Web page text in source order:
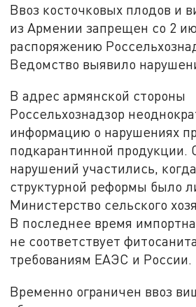
Ввоз косточковых плодов и
из Армении запрещен со 2
распоряжению
Ведомство выявило
В адрес армянской стороны
Россельхознадзор
информацию о нарушениях
подкарантинной продукции.
нарушений участились,
структурной реформы было
Министерство сельского
В последнее время
не соответствует
требованиям ЕАЭС и России.
Временно ограничен ввоз